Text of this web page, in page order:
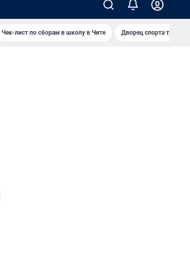
Чек-лист по сборам в школу в Чите Дворец спорта